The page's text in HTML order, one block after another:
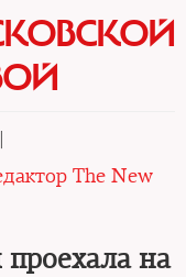
The New
проехала на